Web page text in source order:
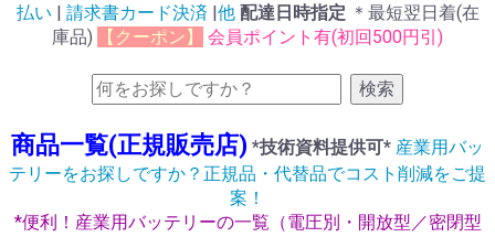
払い | 請求書カード決済 |他 配達日時指定 ＊最短翌日着(在
庫品)
【クーポン】 会員ポイント有(初回500円引)
検索
商品一覧(正規販売店) *技術資料提供可* 産業用バッ
テリーをお探しですか？正規品・代替品でコスト削減をご提
案！
*便利！産業用バッテリーの一覧（電圧別・開放型／密閉型